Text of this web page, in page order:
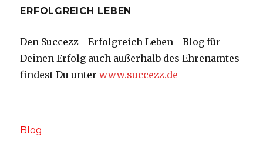
ERFOLGREICH LEBEN
Den Succezz - Erfolgreich Leben - Blog für
Deinen Erfolg auch außerhalb des Ehrenamtes
findest Du unterwww.succezz.de
Blog